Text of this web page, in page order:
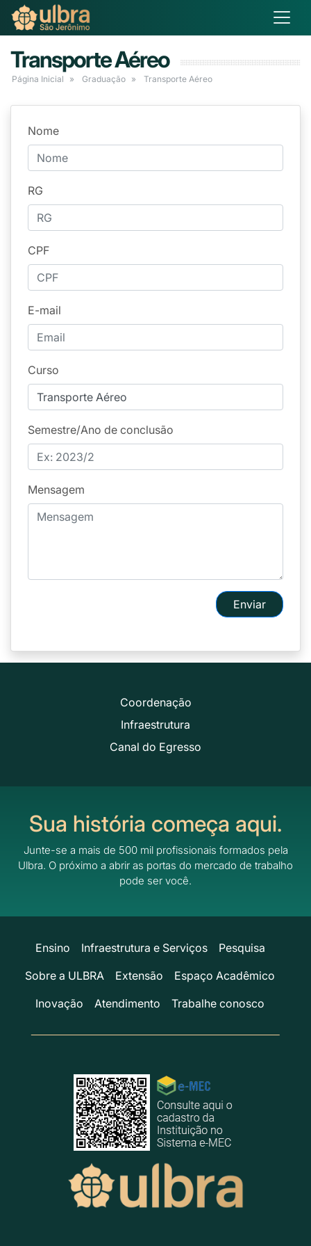
Transporte Aéreo
Página Inicial Graduação Transporte Aéreo
Nome
RG
CPF
E-mail
Curso
Semestre/Ano de conclusão
Mensagem
Enviar
Coordenação
Infraestrutura
Canal do Egresso
Sua história começa aqui.
Junte-se a mais de 500 mil profissionais formados pela
Ulbra. O próximo a abrir as portas do mercado de trabalho
pode ser você.
Ensino Infraestrutura e Serviços
Pesquisa
Sobre a ULBRA
Extensão
Espaço Acadêmico
Inovação
Atendimento Trabalhe conosco